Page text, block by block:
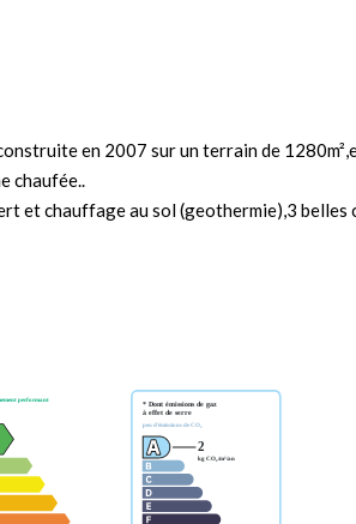
en 2007 sur un terrain de
chaufée..
et chauffage au sol (geothermie),3 belles